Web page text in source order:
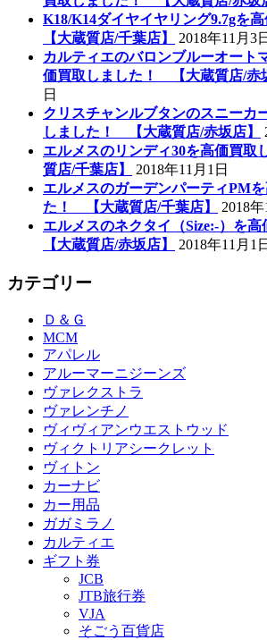
K18/K14ダイヤイヤリング9.7gを
【大蔵質店/千葉店】
2018年11月3日
カルティエのバロンブルーオート
価買取しました！ 【大蔵質店/赤
日
クリスチャンルブタンのスニーカ
しました！ 【大蔵質店/赤坂店】
エルメスのリンディ30を高価買
質店/千葉店】
2018年11月1日
エルメスのガーデンパーティPM
た！ 【大蔵質店/千葉店】
2018年
エルメスのネクタイ（Size:-）を
【大蔵質店/赤坂店】
2018年11月1日
カテゴリー
Ｄ＆Ｇ
MCM
アパレル
アルーマーニジーンズ
ヴァレクストラ
ヴァレンチノ
ヴィヴィアンウエストウッド
ヴィクトリアシークレット
ヴィトン
カーナビ
カー用品
ガガミラノ
カルティエ
ギフト券
JCB
JTB旅行券
VJA
そごう百貨店